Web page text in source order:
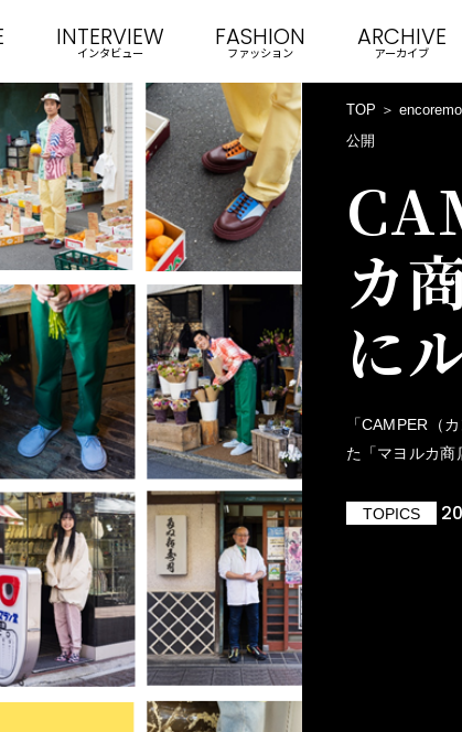
INTERVIEW
インタビュー
FASHION
ファッション
ARCHIVE
アーカイブ
TOP
公開
カ
に
「CAMPER（
た「マヨルカ商
TOPICS